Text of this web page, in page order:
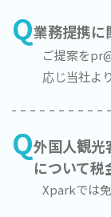
Q業務提携に
ご提案を
応じ当社よ
Q外国人観光
について税
Xparkでは